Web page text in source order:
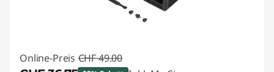
Online-Preis CHF 49.00